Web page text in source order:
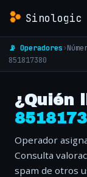
Sinologic
📡 Operadores›
851817380
¿Quién
Operador
Consulta
spam de otros